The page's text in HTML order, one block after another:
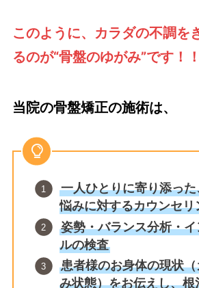
このように、カラダの不調を
るのが“骨盤のゆがみ”です！！
当院の骨盤矯正の施術は、
一人ひとりに寄り添っ
悩みに対するカウンセリ
姿勢・バランス分析・
ルの検査
患者様のお身体の現状
み状態）をお伝えし、根